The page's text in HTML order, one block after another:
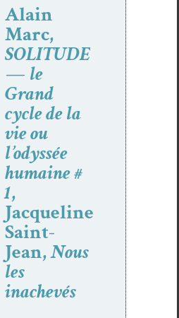
Alain
Marc,
SOLITUDE
— le
Grand
cycle de la
vie ou
l’odyssée
humaine #
1,
Jacqueline
Saint-
Jean,Nous
les
inachevés